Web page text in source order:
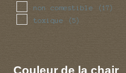
non comestible (17)
toxique (5)
Couleur de la chair